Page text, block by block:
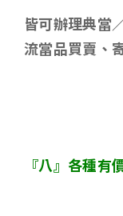
皆可辦理典當
流當品買賣、
『八』各種有